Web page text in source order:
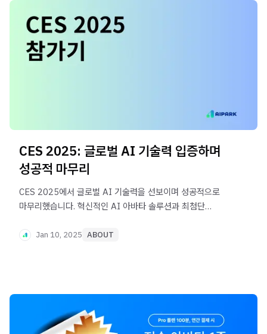
CES 2025: 글로벌 AI 기술력 입증하며
성공적 마무리
CES 2025에서 글로벌 AI 기술력을 선보이며 성공적으로
마무리했습니다. 혁신적인 AI 아바타 솔루션과 최첨단
Jan 10, 2025 ABOUT